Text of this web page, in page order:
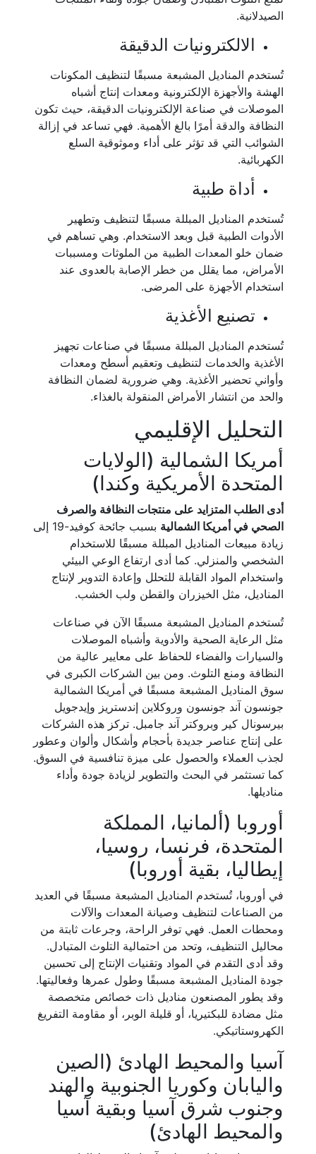
الصيدلانية.
الالكترونيات الدقيقة
تُستخدم المناديل المشبعة مسبقًا لتنظيف المكونات
الهشة والأجهزة الإلكترونية ومعدات إنتاج أشباه
الموصلات في صناعة الإلكترونيات الدقيقة، حيث تكون
النظافة والدقة أمرًا بالغ الأهمية. فهي تساعد في إزالة
الشوائب التي قد تؤثر على أداء وموثوقية السلع
الكهربائية.
أداة طبية
تُستخدم المناديل المبللة مسبقًا لتنظيف وتطهير
الأدوات الطبية قبل وبعد الاستخدام. وهي تساهم في
ضمان خلو المعدات الطبية من الملوثات ومسببات
الأمراض، مما يقلل من خطر الإصابة بالعدوى عند
استخدام الأجهزة على المرضى.
تصنيع الأغذية
تُستخدم المناديل المبللة مسبقًا في صناعات تجهيز
الأغذية والخدمات لتنظيف وتعقيم أسطح ومعدات
وأواني تحضير الأغذية. وهي ضرورية لضمان النظافة
والحد من انتشار الأمراض المنقولة بالغذاء.
التحليل الإقليمي
أمريكا الشمالية (الولايات
المتحدة الأمريكية وكندا)
أدى الطلب المتزايد على منتجات النظافة والصرف
الصحي في أمريكا الشمالية
بسبب جائحة كوفيد-19 إلى
زيادة مبيعات المناديل المبللة مسبقًا للاستخدام
الشخصي والمنزلي. كما أدى ارتفاع الوعي البيئي
واستخدام المواد القابلة للتحلل وإعادة التدوير لإنتاج
المناديل، مثل الخيزران والقطن ولب الخشب.
تُستخدم المناديل المشبعة مسبقًا الآن في صناعات
مثل الرعاية الصحية والأدوية وأشباه الموصلات
والسيارات والفضاء للحفاظ على معايير عالية من
النظافة ومنع التلوث. ومن بين الشركات الكبرى في
سوق المناديل المشبعة مسبقًا في أمريكا الشمالية
جونسون آند جونسون وروكلاين إندستريز وإيدجويل
بيرسونال كير وبروكتر آند جامبل. تركز هذه الشركات
على إنتاج عناصر جديدة بأحجام وأشكال وألوان وعطور
لجذب العملاء والحصول على ميزة تنافسية في السوق.
كما تستثمر في البحث والتطوير لزيادة جودة وأداء
مناديلها.
أوروبا (ألمانيا، المملكة
المتحدة، فرنسا، روسيا،
إيطاليا، بقية أوروبا)
في أوروبا، تُستخدم المناديل المشبعة مسبقًا في العديد
من الصناعات لتنظيف وصيانة المعدات والآلات
ومحطات العمل. فهي توفر الراحة، وجرعات ثابتة من
محاليل التنظيف، وتحد من احتمالية التلوث المتبادل.
وقد أدى التقدم في المواد وتقنيات الإنتاج إلى تحسين
جودة المناديل المشبعة مسبقًا وطول عمرها وفعاليتها.
وقد يطور المصنعون مناديل ذات خصائص متخصصة
مثل مضادة للبكتيريا، أو قليلة الوبر، أو مقاومة التفريغ
الكهروستاتيكي.
آسيا والمحيط الهادئ (الصين
واليابان وكوريا الجنوبية والهند
وجنوب شرق آسيا وبقية آسيا
والمحيط الهادئ)